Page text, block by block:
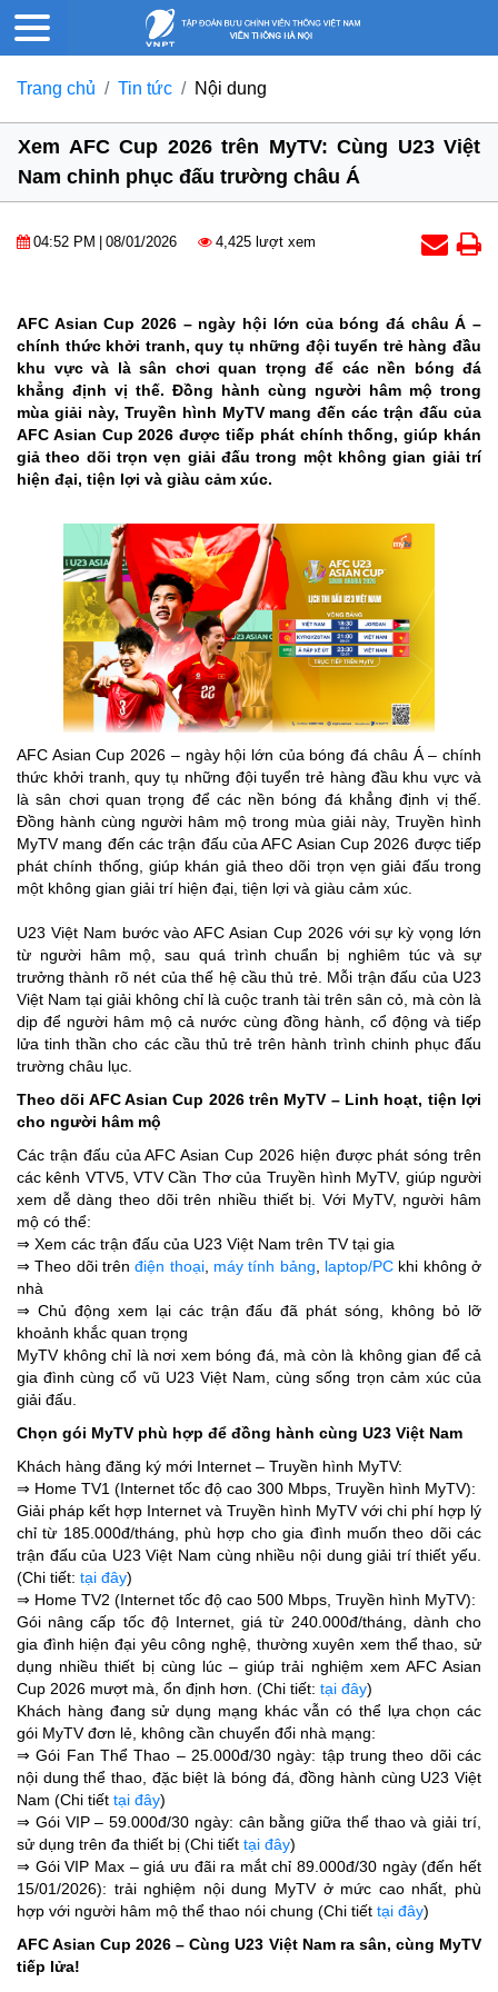
Trang chủ Tin tức Nội dung
Xem AFC Cup 2026 trên MyTV: Cùng U23 Việt
Nam chinh phục đấu trường châu Á
04:52 PM 08/01/2026 4,425 lượt xem
AFC Asian Cup 2026 – ngày hội lớn của bóng đá châu Á –
chính thức khởi tranh, quy tụ những đội tuyển trẻ hàng đầu
khu vực và là sân chơi quan trọng để các nền bóng đá
khẳng định vị thế. Đồng hành cùng người hâm mộ trong
mùa giải này, Truyền hình MyTV mang đến các trận đấu của
AFC Asian Cup 2026 được tiếp phát chính thống, giúp khán
giả theo dõi trọn vẹn giải đấu trong một không gian giải trí
hiện đại, tiện lợi và giàu cảm xúc.
AFC Asian Cup 2026 – ngày hội lớn của bóng đá châu Á – chính
thức khởi tranh, quy tụ những đội tuyển trẻ hàng đầu khu vực và
là sân chơi quan trọng để các nền bóng đá khẳng định vị thế.
Đồng hành cùng người hâm mộ trong mùa giải này, Truyền hình
MyTV mang đến các trận đấu của AFC Asian Cup 2026 được tiếp
phát chính thống, giúp khán giả theo dõi trọn vẹn giải đấu trong
một không gian giải trí hiện đại, tiện lợi và giàu cảm xúc.
U23 Việt Nam bước vào AFC Asian Cup 2026 với sự kỳ vọng lớn
từ người hâm mộ, sau quá trình chuẩn bị nghiêm túc và sự
trưởng thành rõ nét của thế hệ cầu thủ trẻ. Mỗi trận đấu của U23
Việt Nam tại giải không chỉ là cuộc tranh tài trên sân cỏ, mà còn là
dịp để người hâm mộ cả nước cùng đồng hành, cổ động và tiếp
lửa tinh thần cho các cầu thủ trẻ trên hành trình chinh phục đấu
trường châu lục.
Theo dõi AFC Asian Cup 2026 trên MyTV – Linh hoạt, tiện lợi
cho người hâm mộ
Các trận đấu của AFC Asian Cup 2026 hiện được phát sóng trên
các kênh VTV5, VTV Cần Thơ của Truyền hình MyTV, giúp người
xem dễ dàng theo dõi trên nhiều thiết bị. Với MyTV, người hâm
mộ có thể:
⇒ Xem các trận đấu của U23 Việt Nam trên TV tại gia
⇒ Theo dõi trênđiện thoại, máy tính bảng, laptop/PC khi không ở
nhà
⇒ Chủ động xem lại các trận đấu đã phát sóng, không bỏ lỡ
khoảnh khắc quan trọng
MyTV không chỉ là nơi xem bóng đá, mà còn là không gian để cả
gia đình cùng cổ vũ U23 Việt Nam, cùng sống trọn cảm xúc của
giải đấu.
Chọn gói MyTV phù hợp để đồng hành cùng U23 Việt Nam
Khách hàng đăng ký mới Internet – Truyền hình MyTV:
⇒ Home TV1 (Internet tốc độ cao 300 Mbps, Truyền hình MyTV):
Giải pháp kết hợp Internet và Truyền hình MyTV với chi phí hợp lý
chỉ từ 185.000đ/tháng, phù hợp cho gia đình muốn theo dõi các
trận đấu của U23 Việt Nam cùng nhiều nội dung giải trí thiết yếu.
(Chi tiết: tại đây)
⇒ Home TV2 (Internet tốc độ cao 500 Mbps, Truyền hình MyTV):
Gói nâng cấp tốc độ Internet, giá từ 240.000đ/tháng, dành cho
gia đình hiện đại yêu công nghệ, thường xuyên xem thể thao, sử
dụng nhiều thiết bị cùng lúc – giúp trải nghiệm xem AFC Asian
Cup 2026 mượt mà, ổn định hơn. (Chi tiết: tại đây)
Khách hàng đang sử dụng mạng khác vẫn có thể lựa chọn các
gói MyTV đơn lẻ, không cần chuyển đổi nhà mạng:
⇒ Gói Fan Thể Thao – 25.000đ/30 ngày: tập trung theo dõi các
nội dung thể thao, đặc biệt là bóng đá, đồng hành cùng U23 Việt
Nam (Chi tiết tại đây)
⇒ Gói VIP – 59.000đ/30 ngày: cân bằng giữa thể thao và giải trí,
sử dụng trên đa thiết bị (Chi tiết tại đây)
⇒ Gói VIP Max – giá ưu đãi ra mắt chỉ 89.000đ/30 ngày (đến hết
15/01/2026): trải nghiệm nội dung MyTV ở mức cao nhất, phù
hợp với người hâm mộ thể thao nói chung (Chi tiết tại đây)
AFC Asian Cup 2026 – Cùng U23 Việt Nam ra sân, cùng MyTV
tiếp lửa!